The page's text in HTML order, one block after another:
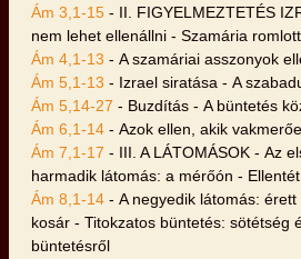
Ám 3,1-15 - II. FIGYELMEZTETÉS
nem lehet ellenállni - Szamária
Ám 4,1-13 - A szamáriai asszonyok
Ám 5,1-13 - Izrael siratása - A
Ám 5,14-27 - Buzdítás - A büntetés
Ám 6,1-14 - Azok ellen, akik
Ám 7,1-17 - III. A LÁTOMÁSOK - Az
harmadik látomás: a mérőón -
Ám 8,1-14 - A negyedik látomás:
kosár - Titokzatos büntetés: sötétség
büntetésről